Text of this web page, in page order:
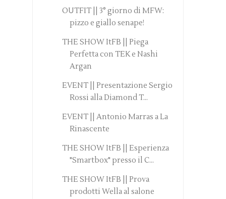
OUTFIT || 3° giorno di MFW:
pizzo e giallo senape!
THE SHOW ItFB || Piega
Perfetta con TEK e Nashi
Argan
EVENT || Presentazione Sergio
Rossi alla Diamond T...
EVENT || Antonio Marras a La
Rinascente
THE SHOW ItFB || Esperienza
"Smartbox" presso il C...
THE SHOW ItFB || Prova
prodotti Wella al salone